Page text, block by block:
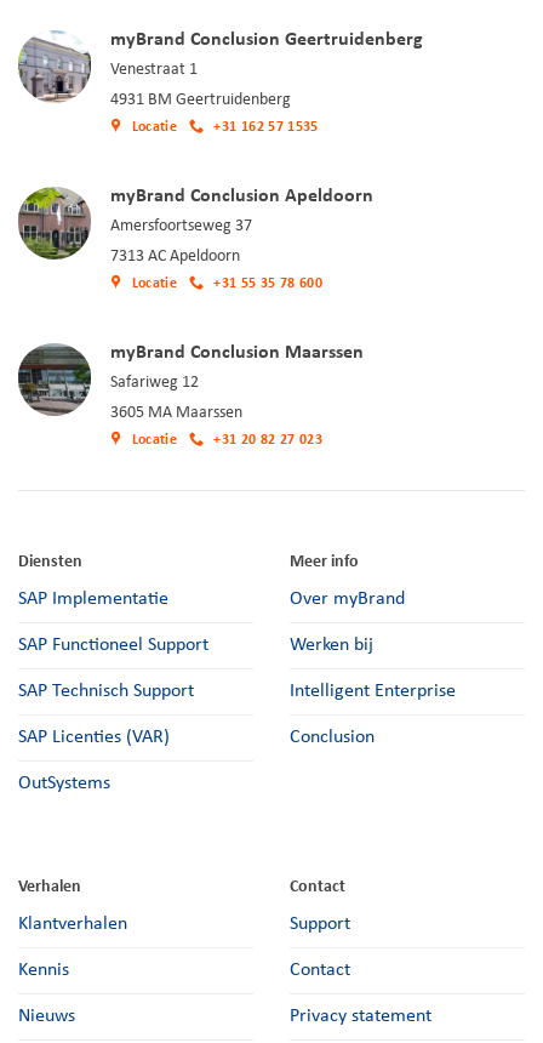
myBrand Conclusion Geertruidenberg
Venestraat 1
4931 BM Geertruidenberg
Locatie +31 162 57 1535
myBrand Conclusion Apeldoorn
Amersfoortseweg 37
7313 AC Apeldoorn
Locatie +31 55 35 78 600
myBrand Conclusion Maarssen
Safariweg 12
3605 MA Maarssen
Locatie +31 20 82 27 023
Diensten
SAP Implementatie
SAP Functioneel Support
SAP Technisch Support
SAP Licenties (VAR)
OutSystems
Meer info
Over myBrand
Werken bij
Intelligent Enterprise
Conclusion
Verhalen
Klantverhalen
Kennis
Nieuws
Contact
Support
Contact
Privacy statement